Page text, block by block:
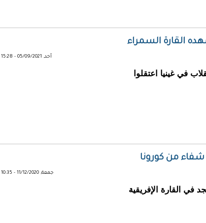
القارة السمراء
أحد, 05/09/2021 - 15:28
في غينيا اعتقلوا
جمعة, 11/12/2020 - 10:35
في القارة الإفريقية